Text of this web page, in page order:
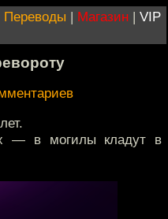
Переводы | Магазин | VIP
— в могилы кладут в